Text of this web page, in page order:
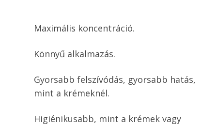
Maximális koncentráció.
Könnyű alkalmazás.
Gyorsabb felszívódás, gyorsabb hatás,
mint a krémeknél.
Higiénikusabb, mint a krémek vagy